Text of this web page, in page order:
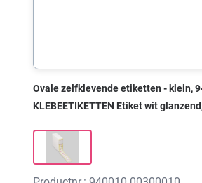
Ovale zelfklevende etiketten - klein,
KLEBEETIKETTEN Etiket wit